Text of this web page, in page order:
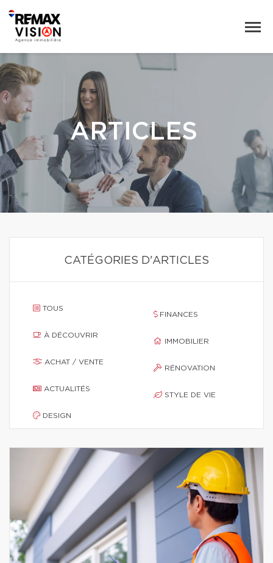
ARTICLES
CATÉGORIES D'ARTICLES
TOUS
À DÉCOUVRIR
ACHAT / VENTE
ACTUALITÉS
DESIGN
FINANCES
IMMOBILIER
RÉNOVATION
STYLE DE VIE